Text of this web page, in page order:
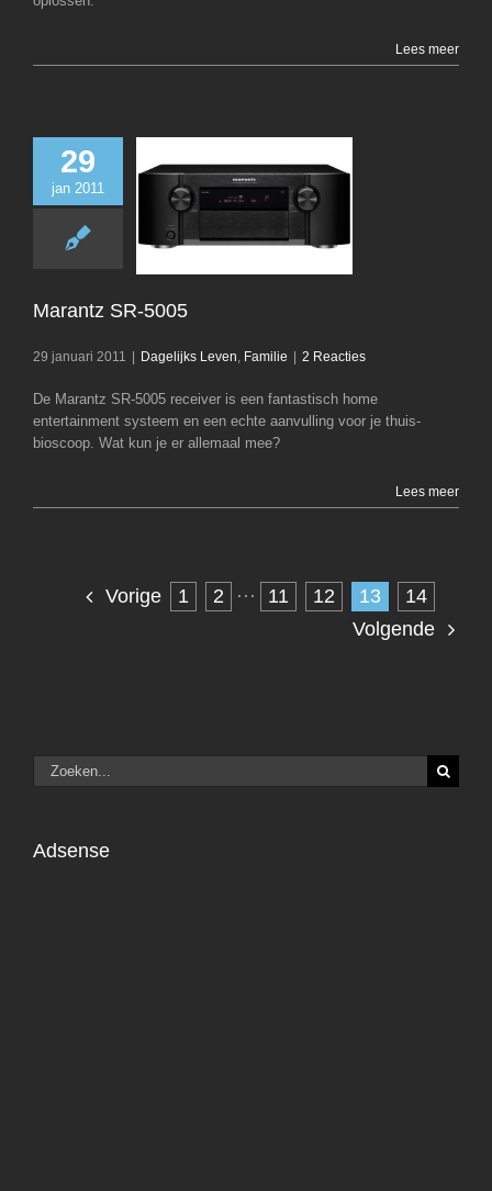
Lees meer
29
jan 2011
Marantz SR-5005
29 januari 2011 Dagelijks Leven, Familie 2 Reacties
De Marantz SR-5005 receiver is een fantastisch home
entertainment systeem en een echte aanvulling voor je thuis-
bioscoop. Wat kun je er allemaal mee?
Lees meer
Vorige 1 2 ··· 11 12 13
14
Volgende
Zoeken
naar:
Adsense